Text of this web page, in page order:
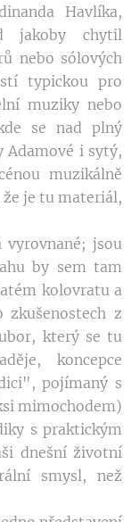
Havlíka,
jakoby chytil
nebo sólových
typickou pro
muziky nebo
se nad plný
Adamové i sytý,
muzikálně
je tu materiál,
vyrovnané; jsou
by sem tam
kolovratu a
z
který se tu
koncepce
pojímaný s
mimochodem)
s praktickým
dnešní životní
smysl, než